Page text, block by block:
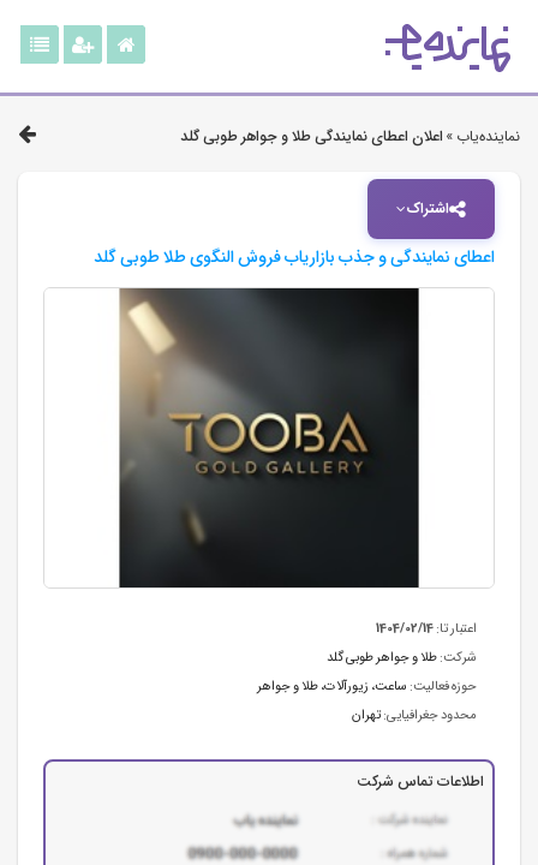
نماینده‌یاب » اعلان اعطای نمایندگی طلا و جواهر طوبی گلد
اشتراک
اعطای نمایندگی و جذب بازاریاب فروش النگوی طلا طوبی گلد
اعتبار تا:1404/02/14
شرکت:طلا و جواهر طوبی گلد
حوزه فعالیت: ساعت، زیورآلات، طلا و جواهر
محدود جغرافیایی:تهران
اطلاعات تماس شرکت